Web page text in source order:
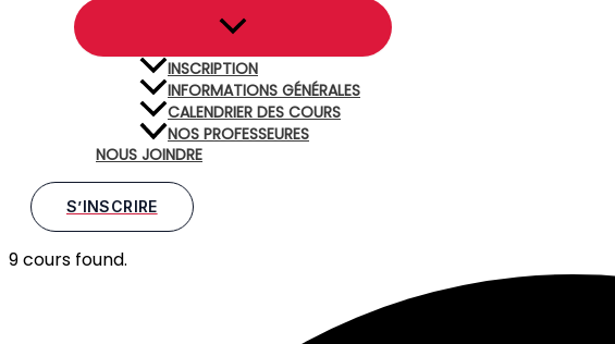
INSCRIPTION
INFORMATIONS GÉNÉRALES
CALENDRIER DES COURS
NOS PROFESSEURES
NOUS JOINDRE
S’INSCRIRE
9 cours found.